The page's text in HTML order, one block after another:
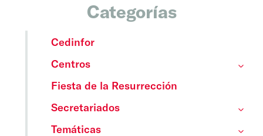
Categorías
Cedinfor
Centros
Fiesta de la Resurrección
Secretariados
Temáticas